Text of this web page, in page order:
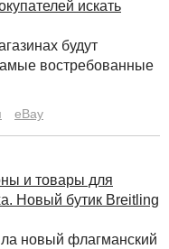
искать
будут
востребованные
eBay
и товары для
Новый бутик Breitling
новый флагманский